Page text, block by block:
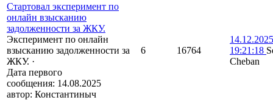
Стартовал эксперимент по
онлайн взысканию
задолженности за ЖКУ.
Эксперимент по онлайн
взысканию задолженности за
ЖКУ. ·
Дата первого
сообщения: 14.08.2025
автор: Константиныч
6 16764
14.12.2025
19:21:18
Cheban